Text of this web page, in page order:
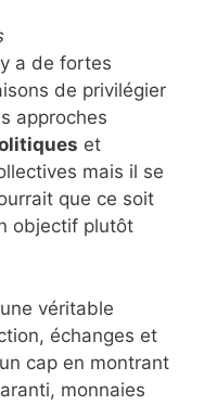
a de fortes
de privilégier
approches
et
mais il se
que ce soit
objectif plutôt
véritable
échanges et
cap en montrant
monnaies